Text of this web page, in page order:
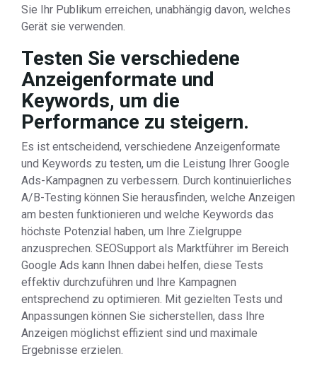
Sie Ihr Publikum erreichen, unabhängig davon, welches
Gerät sie verwenden.
Testen Sie verschiedene
Anzeigenformate und
Keywords, um die
Performance zu steigern.
Es ist entscheidend, verschiedene Anzeigenformate
und Keywords zu testen, um die Leistung Ihrer Google
Ads-Kampagnen zu verbessern. Durch kontinuierliches
A/B-Testing können Sie herausfinden, welche Anzeigen
am besten funktionieren und welche Keywords das
höchste Potenzial haben, um Ihre Zielgruppe
anzusprechen. SEOSupport als Marktführer im Bereich
Google Ads kann Ihnen dabei helfen, diese Tests
effektiv durchzuführen und Ihre Kampagnen
entsprechend zu optimieren. Mit gezielten Tests und
Anpassungen können Sie sicherstellen, dass Ihre
Anzeigen möglichst effizient sind und maximale
Ergebnisse erzielen.